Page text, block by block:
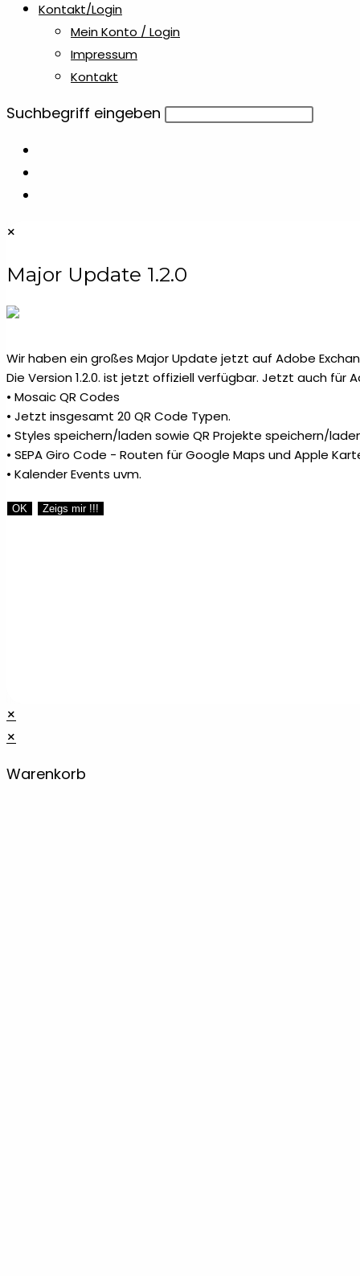
Kontakt/Login
Mein Konto / Login
Impressum
Kontakt
Diese
durchsuchen
Suchbegriff eingeben
×
Major Update 1.2.0
Wir haben ein großes Major Update jetzt auf Adobe
Die Version 1.2.0. ist jetzt offiziell verfügbar. Jetzt auch für
• Mosaic QR Codes
• Jetzt insgesamt 20 QR Code Typen.
• Styles speichern/laden sowie QR Projekte speichern/
• SEPA Giro Code - Routen für Google Maps und Apple
• Kalender Events uvm.
OK Zeigs mir !!!
×
×
Warenkorb